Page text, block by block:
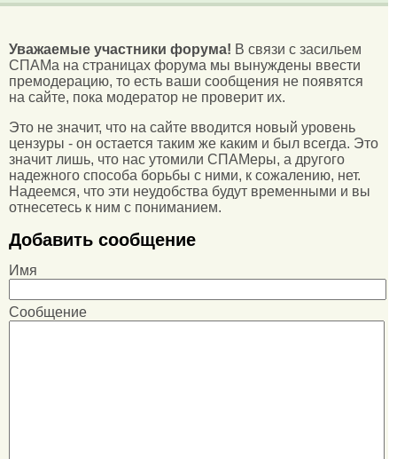
Уважаемые участники форума! В связи с засильем
СПАМа на страницах форума мы вынуждены ввести
премодерацию, то есть ваши сообщения не появятся
на сайте, пока модератор не проверит их.
Это не значит, что на сайте вводится новый уровень
цензуры - он остается таким же каким и был всегда. Это
значит лишь, что нас утомили СПАМеры, а другого
надежного способа борьбы с ними, к сожалению, нет.
Надеемся, что эти неудобства будут временными и вы
отнесетесь к ним с пониманием.
Добавить сообщение
Имя
Сообщение